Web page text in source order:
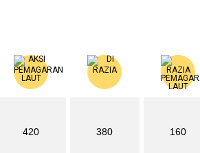
420 380 160